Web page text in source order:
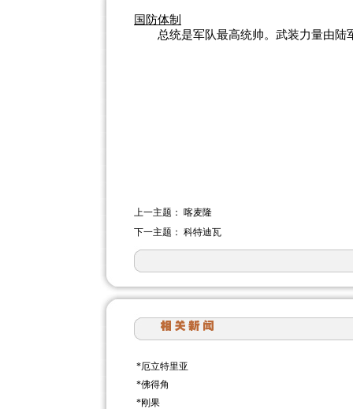
国防体制
总统是军队最高统帅。武装力量由陆
上一主题： 喀麦隆
下一主题： 科特迪瓦
*厄立特里亚
*佛得角
*刚果